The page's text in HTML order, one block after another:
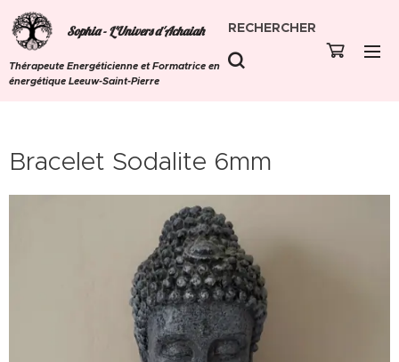
Sophia - L'Univers d'Achaiah
Thérapeute Energéticienne et Formatrice en
énergétique Leeuw-Saint-Pierre
RECHERCHER
Bracelet Sodalite 6mm